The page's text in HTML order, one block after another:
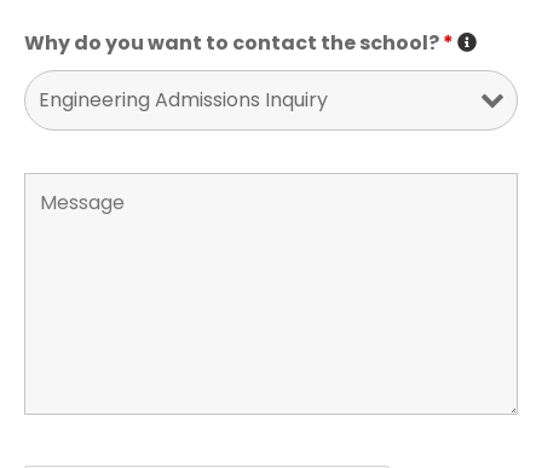
Why do you want to contact the school?*